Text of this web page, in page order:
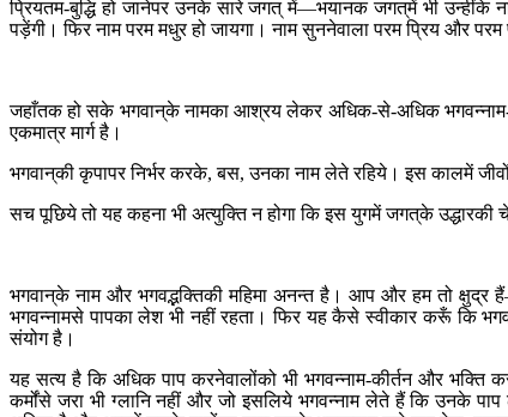
प्रियतम-बुद्धि हो जानेपर उनके सारे जगत् में—भयानक जगत‍्में भी उन्हींके
पड़ेंगी। फिर नाम परम मधुर हो जायगा। नाम सुननेवाला परम प्रिय और
जहाँतक हो सके भगवान‍्के नामका आश्रय लेकर अधिक-से-अधिक भगवन्नाम-
एकमात्र मार्ग है।
भगवान‍्की कृपापर निर्भर करके, बस, उनका नाम लेते रहिये। इस कालमें
सच पूछिये तो यह कहना भी अत्युक्ति न होगा कि इस युगमें जगत‍्के उद्धारकी
भगवान‍्के नाम और भगवद्भक्तिकी महिमा अनन्त है। आप और हम तो क्षुद्र
भगवन्नामसे पापका लेश भी नहीं रहता। फिर यह कैसे स्वीकार करूँ कि
संयोग है।
यह सत्य है कि अधिक पाप करनेवालोंको भी भगवन्नाम-कीर्तन और भक्ति
कर्मोंसे जरा भी ग्लानि नहीं और जो इसलिये भगवन्नाम लेते हैं कि उनके